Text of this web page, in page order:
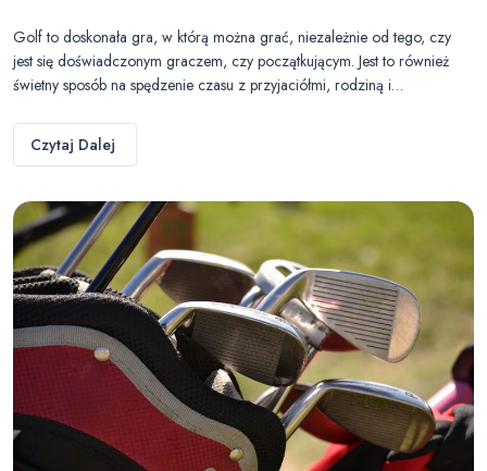
Golf to doskonała gra, w którą można grać, niezależnie od tego, czy
jest się doświadczonym graczem, czy początkującym. Jest to również
świetny sposób na spędzenie czasu z przyjaciółmi, rodziną i…
Czytaj Dalej